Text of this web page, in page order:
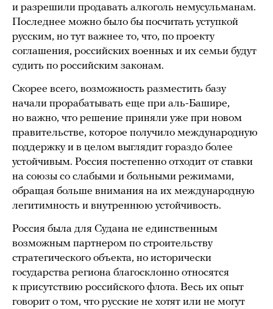
и разрешили продавать алкоголь немусульманам.
Последнее можно было бы посчитать уступкой
русским, но тут важнее то, что, по проекту
соглашения, российских военных и их семьи будут
судить по российским законам.
Скорее всего, возможность разместить базу
начали прорабатывать еще при аль-Башире,
но важно, что решение приняли уже при новом
правительстве, которое получило международную
поддержку и в целом выглядит гораздо более
устойчивым. Россия постепенно отходит от ставки
на союзы со слабыми и больными режимами,
обращая больше внимания на их международную
легитимность и внутреннюю устойчивость.
Россия была для Судана не единственным
возможным партнером по строительству
стратегического объекта, но исторически
государства региона благосклонно относятся
к присутствию российского флота. Весь их опыт
говорит о том, что русские не хотят или не могут